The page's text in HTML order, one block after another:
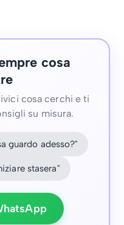
cosa
cosa cerchi e ti
su misura.
guardo adesso?"
stasera"